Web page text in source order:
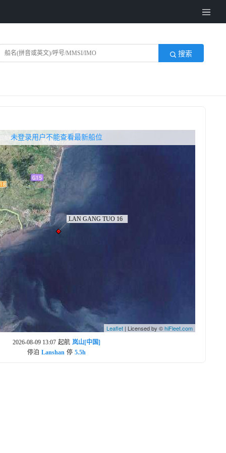
搜索
Leaflet | Licensed by ©hiFleet.com
未登录用户不能查看最新船位
无权查看最新船位，请联系开通
2026-08-09 13:07 起航 岚山[中国]
停泊 Lanshan 停 5.5h